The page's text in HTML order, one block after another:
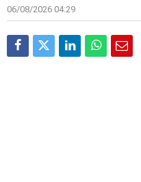
06/08/2026 04:29